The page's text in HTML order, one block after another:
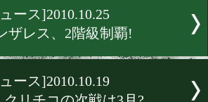
ソリスVSオースチンは12/
ジョンのV13戦は12/1